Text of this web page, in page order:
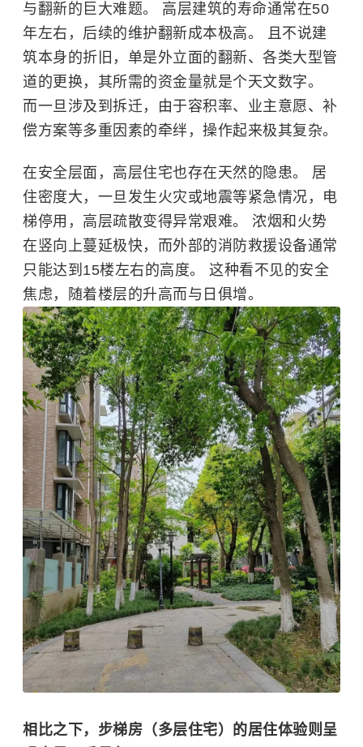
与翻新的巨大难题。 高层建筑的寿命通常在50
年左右，后续的维护翻新成本极高。 且不说建
筑本身的折旧，单是外立面的翻新、各类大型管
道的更换，其所需的资金量就是个天文数字。
而一旦涉及到拆迁，由于容积率、业主意愿、补
偿方案等多重因素的牵绊，操作起来极其复杂。
在安全层面，高层住宅也存在天然的隐患。 居
住密度大，一旦发生火灾或地震等紧急情况，电
梯停用，高层疏散变得异常艰难。 浓烟和火势
在竖向上蔓延极快，而外部的消防救援设备通常
只能达到15楼左右的高度。 这种看不见的安全
焦虑，随着楼层的升高而与日俱增。
相比之下，步梯房（多层住宅）的居住体验则呈